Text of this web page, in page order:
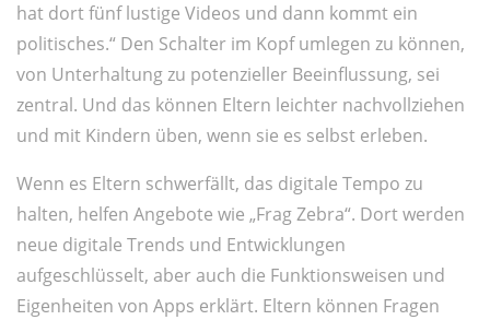
hat dort fünf lustige Videos und dann kommt ein
politisches.“ Den Schalter im Kopf umlegen zu können,
von Unterhaltung zu potenzieller Beeinflussung, sei
zentral. Und das können Eltern leichter nachvollziehen
und mit Kindern üben, wenn sie es selbst erleben.
Wenn es Eltern schwerfällt, das digitale Tempo zu
halten, helfen Angebote wie „Frag Zebra“. Dort werden
neue digitale Trends und Entwicklungen
aufgeschlüsselt, aber auch die Funktionsweisen und
Eigenheiten von Apps erklärt. Eltern können Fragen